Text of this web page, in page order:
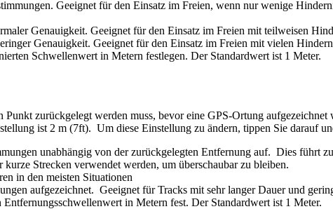
Geeignet für den Einsatz im Freien, wenn nur wenige
Genauigkeit. Geeignet für den Einsatz im Freien mit teilweisen
Genauigkeit. Geeignet für den Einsatz im Freien mit vielen
Schwellenwert in Metern festlegen. Der Standardwert ist 1 Meter.
zurückgelegt werden muss, bevor eine GPS-Ortung
ist 2 m (7ft). Um diese Einstellung zu ändern, tippen Sie darauf
unabhängig von der zurückgelegten Entfernung auf. Dies führt
Strecken verwendet werden, um überschaubar zu bleiben.
in den meisten Situationen
aufgezeichnet. Geeignet für Tracks mit sehr langer Dauer und
in Metern fest. Der Standardwert ist 1 Meter.